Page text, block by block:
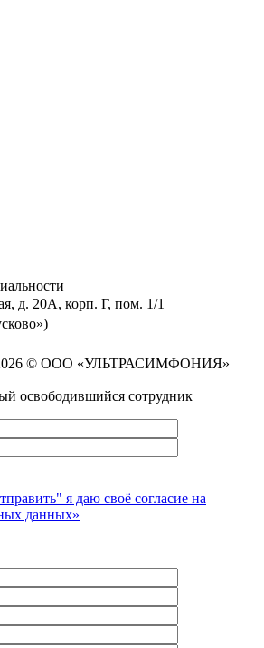
д. 20А, корп. Г, пом. 1/1
© ООО «УЛЬТРАСИМФОНИЯ»
освободившийся сотрудник
я даю своё согласие на
данных»